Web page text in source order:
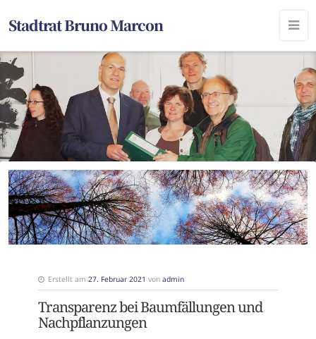
Stadtrat Bruno Marcon
Erstellt am 27. Februar 2021 von admin
Transparenz bei Baumfällungen und
Nachpflanzungen